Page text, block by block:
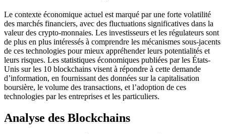
Le contexte économique actuel est marqué par une forte volatilité
des marchés financiers, avec des fluctuations significatives dans la
valeur des crypto-monnaies. Les investisseurs et les régulateurs sont
de plus en plus intéressés à comprendre les mécanismes sous-jacents
de ces technologies pour mieux appréhender leurs potentialités et
leurs risques. Les statistiques économiques publiées par les États-
Unis sur les 10 blockchains visent à répondre à cette demande
d’information, en fournissant des données sur la capitalisation
boursière, le volume des transactions, et l’adoption de ces
technologies par les entreprises et les particuliers.
Analyse des Blockchains